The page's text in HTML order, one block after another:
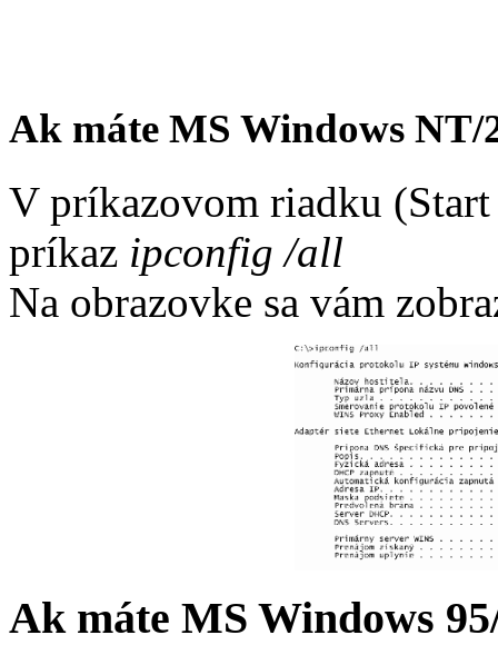
Ak máte MS Windows NT/
V príkazovom riadku
príkaz ipconfig /all
Na obrazovke sa vám
Ak máte MS Windows